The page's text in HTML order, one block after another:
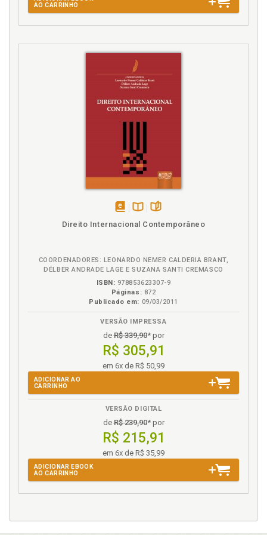
Fontes. Classificação, p. 113
Fontes: introdução, p. 113
Governo. Reconhecimento de governo, p. 299
Hard law e soft law, p. 67
Hard law e soft law. Evolução histórica, p. 69
Hard law e soft law. Fundamento, p. 74
Integração regional, p. 35
Integração regional. Elementos gerais, p. 35
Integração regional. Principais etapas do processo
de integração regional (espécies de blocos
Integração. Direito de integração e direito
Intervenção, p. 309
Introdução ao direito internacional público, p. 57
Legítima defesa, p. 316
Lista de siglas, p. 15
M
Mandado de captura. Transferência de pessoas
condenadas, transferência de execução de pena,
Marítimo. Domínio, p. 348
AO CARRINHO
disponívelDisponível
Direito Internacional Contemporâneo
COORDENADORES: LEONARDO NEMER CALDERIA BRANT,
DÉLBER ANDRADE LAGE E SUZANA SANTI CREMASCO
ISBN: 978853623307-9
Páginas: 872
Publicado em: 09/03/2011
VERSÃO IMPRESSA
deR$ 339,90* por
R$ 305,91
em 6x de R$ 50,99
ADICIONAR AO
CARRINHO
VERSÃO DIGITAL
deR$ 239,90* por
R$ 215,91
em 6x de R$ 35,99
ADICIONAR EBOOK
AO CARRINHO